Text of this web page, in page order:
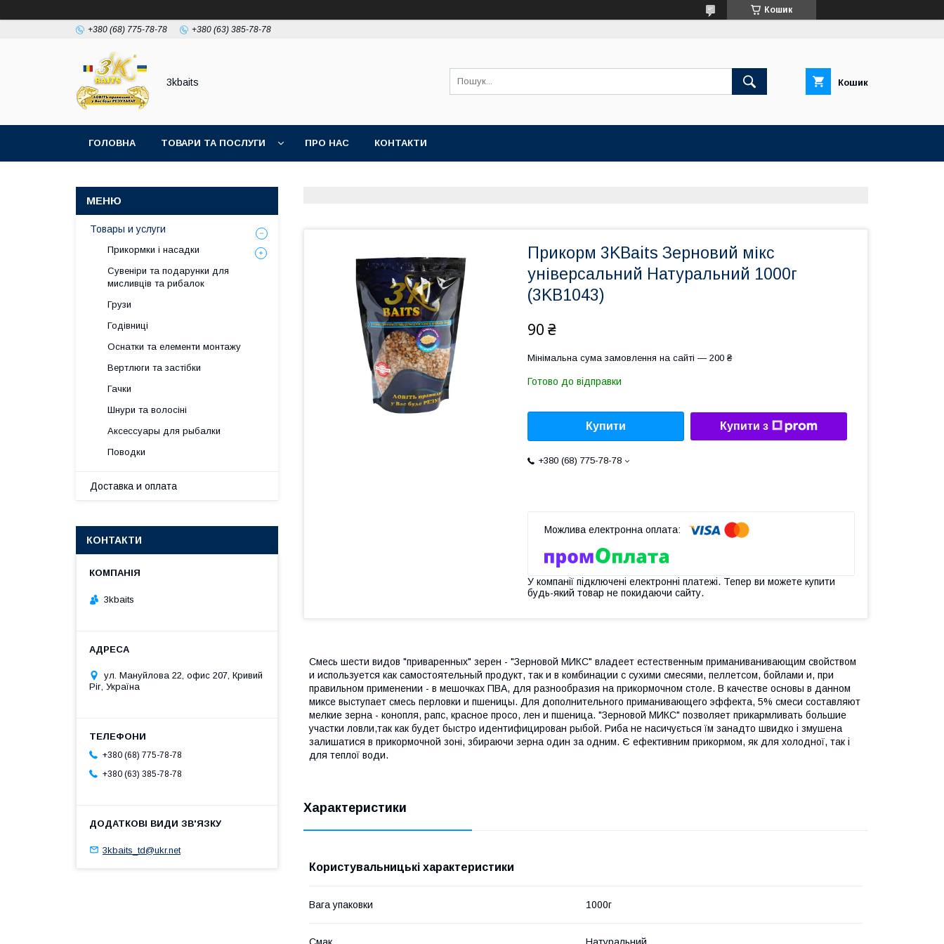
Кошик
+380 (68) 775-78-78 +380 (63) 385-78-78
3kbaits Кошик
ГОЛОВНА ТОВАРИ ТА ПОСЛУГИ ПРО НАС КОНТАКТИ
Прикорм 3KBaits Зерновий мікс
універсальний Натуральний 1000г
(3KB1043)
90 ₴
Мінімальна сума замовлення на сайті — 200 ₴
Готово до відправки
Купити Купити з
+380 (68) 775-78-78
У компанії підключені електронні платежі. Тепер ви можете купити
будь-який товар не покидаючи сайту.
Смесь шести видов "приваренных" зерен - "Зерновой МИКС" владеет естественным приманиванивающим свойством
и используется как самостоятельный продукт, так и в комбинации с сухими смесями, пеллетсом, бойлами и, при
правильном применении - в мешочках ПВА, для разнообразия на прикормочном столе. В качестве основы в данном
миксе выступает смесь перловки и пшеницы. Для дополнительного приманивающего эффекта, 5% смеси составляют
мелкие зерна - конопля, рапс, красное просо, лен и пшеница. "Зерновой МИКС" позволяет прикармливать большие
участки ловли,так как будет быстро идентифицирован рыбой. Риба не насичується їм занадто швидко і змушена
залишатися в прикормочной зоні, збираючи зерна один за одним. Є ефективним прикормом, як для холодної, так і
для теплої води.
Характеристики
Користувальницькі характеристики
Вага упаковки 1000г
Товары и услуги
Прикормки і насадки
Сувеніри та подарунки для
мисливців та рибалок
Грузи
Годівниці
Оснатки та елементи монтажу
Вертлюги та застібки
Гачки
Шнури та волосіні
Аксессуары для рыбалки
Поводки
Доставка и оплата
КОНТАКТИ
3kbaits
ул. Мануйлова 22, офис 207, Кривий
Ріг, Україна
+380 (68) 775-78-78
+380 (63) 385-78-78
3kbaits_td@ukr.net